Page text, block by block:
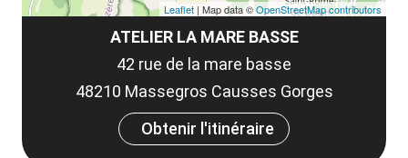
ATELIER LA MARE BASSE
42 rue de la mare basse
48210 Massegros Causses Gorges
Obtenir l'itinéraire
Leaflet | Map data ©OpenStreetMap contributors